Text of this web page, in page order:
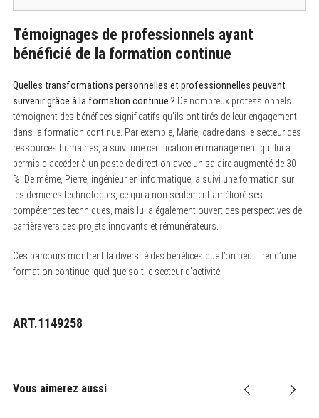
Témoignages de professionnels ayant
bénéficié de la formation continue
Quelles transformations personnelles et professionnelles peuvent
survenir grâce à la formation continue ? De nombreux professionnels
témoignent des bénéfices significatifs qu’ils ont tirés de leur engagement
dans la formation continue. Par exemple, Marie, cadre dans le secteur des
ressources humaines, a suivi une certification en management qui lui a
permis d’accéder à un poste de direction avec un salaire augmenté de 30
%. De même, Pierre, ingénieur en informatique, a suivi une formation sur
les dernières technologies, ce qui a non seulement amélioré ses
compétences techniques, mais lui a également ouvert des perspectives de
carrière vers des projets innovants et rémunérateurs.
Ces parcours montrent la diversité des bénéfices que l’on peut tirer d’une
formation continue, quel que soit le secteur d’activité.
ART.1149258
Vous aimerez aussi